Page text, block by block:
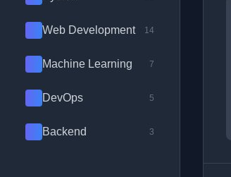
Web Development 14
Machine Learning 7
DevOps 5
Backend 3